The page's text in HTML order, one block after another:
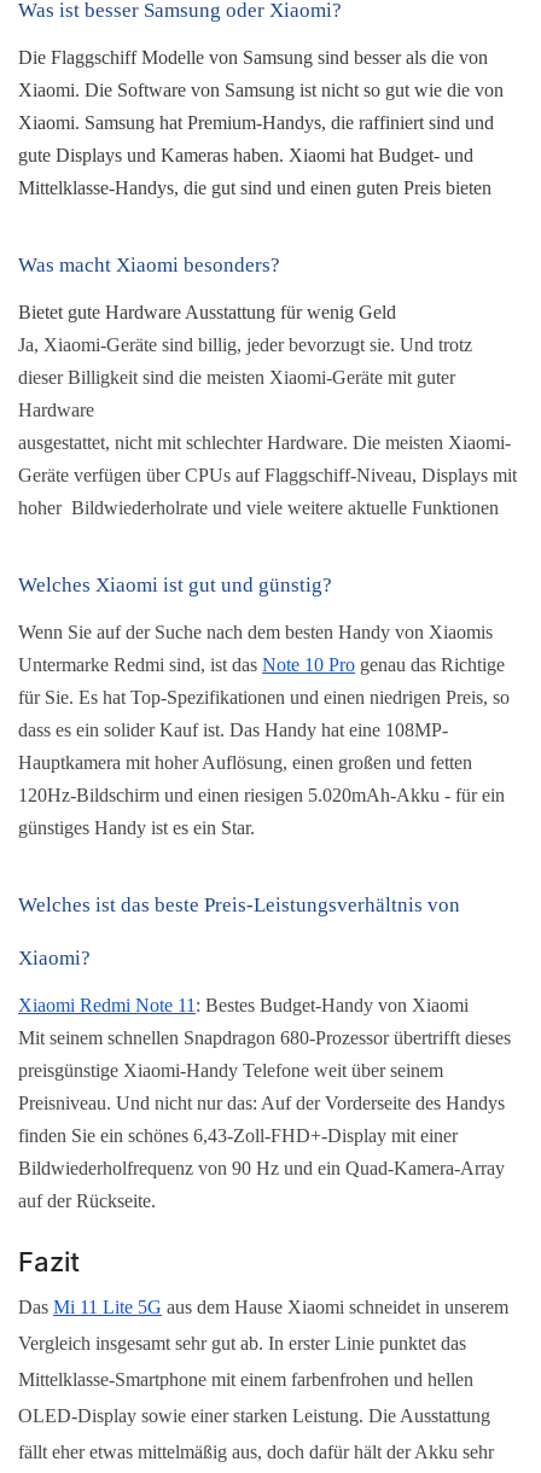
Was ist besser Samsung oder Xiaomi?
Die Flaggschiff Modelle von Samsung sind besser als die von
Xiaomi. Die Software von Samsung ist nicht so gut wie die von
Xiaomi. Samsung hat Premium-Handys, die raffiniert sind und
gute Displays und Kameras haben. Xiaomi hat Budget- und
Mittelklasse-Handys, die gut sind und einen guten Preis bieten
Was macht Xiaomi besonders?
Bietet gute Hardware Ausstattung für wenig Geld
Ja, Xiaomi-Geräte sind billig, jeder bevorzugt sie. Und trotz
dieser Billigkeit sind die meisten Xiaomi-Geräte mit guter
Hardware
ausgestattet, nicht mit schlechter Hardware. Die meisten Xiaomi-
Geräte verfügen über CPUs auf Flaggschiff-Niveau, Displays mit
hoher  Bildwiederholrate und viele weitere aktuelle Funktionen
Welches Xiaomi ist gut und günstig?
Wenn Sie auf der Suche nach dem besten Handy von Xiaomis
Untermarke Redmi sind, ist das Note 10 Pro genau das Richtige
für Sie. Es hat Top-Spezifikationen und einen niedrigen Preis, so
dass es ein solider Kauf ist. Das Handy hat eine 108MP-
Hauptkamera mit hoher Auflösung, einen großen und fetten
120Hz-Bildschirm und einen riesigen 5.020mAh-Akku - für ein
günstiges Handy ist es ein Star.
Welches ist das beste Preis-Leistungsverhältnis von
Xiaomi?
Xiaomi Redmi Note 11 : Bestes Budget-Handy von Xiaomi
Mit seinem schnellen Snapdragon 680-Prozessor übertrifft dieses
preisgünstige Xiaomi-Handy Telefone weit über seinem
Preisniveau. Und nicht nur das: Auf der Vorderseite des Handys
finden Sie ein schönes 6,43-Zoll-FHD+-Display mit einer
Bildwiederholfrequenz von 90 Hz und ein Quad-Kamera-Array
auf der Rückseite.
Fazit
Das Mi 11 Lite 5G aus dem Hause Xiaomi schneidet in unserem
Vergleich insgesamt sehr gut ab. In erster Linie punktet das
Mittelklasse-Smartphone mit einem farbenfrohen und hellen
OLED-Display sowie einer starken Leistung. Die Ausstattung
fällt eher etwas mittelmäßig aus, doch dafür hält der Akku sehr